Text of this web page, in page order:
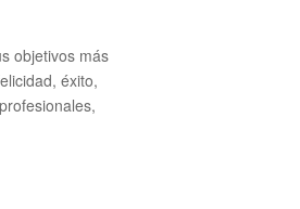
objetivos más
éxito,